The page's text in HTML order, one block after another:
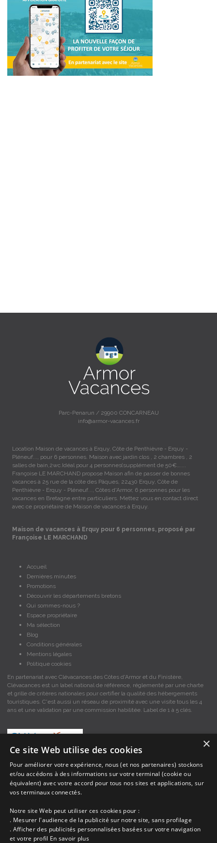
Parc-Penarun / 29900 CONCARNEAU
info@armor-vacances.fr
Location Maison de vacances à Erquy, Côte de Penthièvre - Erquy -
Pléneuf..., pour 6 personnes. Maison avec jardin clos , 2 chambres , 2
salles de bain,2wc.Idéal pour 4 personnes(supplément de 50€…....
Françoise LE MARCHAND propose Maison afin de passer de bonnes
vacances à 25 rue de la côte des Pâques, 22430 Erquy, Côte de
Penthièvre - Erquy - Pléneuf..., Côtes d'Armor, 6 personnes pour les
vacances en Bretagne entre particuliers. Mettez vous en contact direct
avec ce propriétaire de Maison de vacances à Erquy.
Maison de vacances à Erquy pour 6 personnes, proposé par
Françoise LE MARCHAND
Accueil
Dernières minutes
Promotions
Découvrir les départements bretons
Qui sommes-nous ?
Espace propriétaire
Ma sélection
Blog
Conditions générales
Mentions légales
Politique cookies
En partenariat avec Clévacances des Côtes d'Armor et du Finistère,
Clévacances est un label national de référence, réglementé par une charte
et grille de critères nationales pour certifier la qualité des hébergements
touristiques. C'est aussi un réseau de proximité avec une visite tous les 4
ans et une validation par une commission habilitée. Label de 1 à 5 clés.
Les descriptions et photos contenues dans le site Armor-vacances sont sous
la responsabilité des propriétaires, ces informations sont indicatives et non
contractuelles. Les données sont protégées par copyright Armor-vacances.
Armor-vacances n'est pas un organisme et ne touche aucune commission
sur les locations, c'est simplement un annuaire d'hébergements de
vacances en Bretagne, un service de petites annonces de location DE
PARTICULIER A PARTICULIER.
×
Ce site Web utilise des cookies
Pour améliorer votre expérience, nous (et nos partenaires) stockons
et/ou accédons à des informations sur votre terminal (cookie ou
équivalent) avec votre accord pour tous nos sites et applications, sur
vos terminaux connectés.
Notre site Web peut utiliser ces cookies pour :
. Mesurer l'audience de la publicité sur notre site, sans profilage
. Afficher des publicités personnalisées basées sur votre navigation
et votre profil En savoir plus